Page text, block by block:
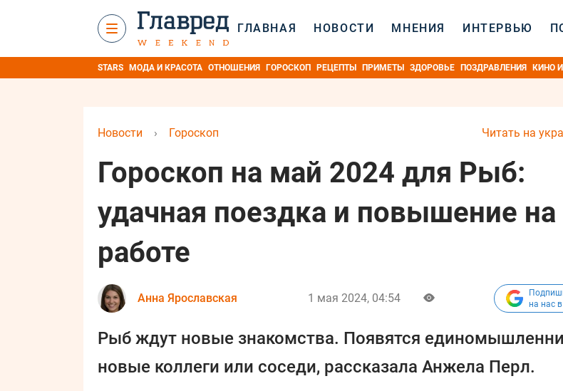
ГЛАВНАЯ НОВОСТИ МНЕНИЯ ИНТЕРВЬЮ
STARS МОДА И КРАСОТА ОТНОШЕНИЯ ГОРОСКОП РЕЦЕПТЫ ПРИМЕТЫ ЗДОРОВЬЕ ПОЗДРАВЛЕНИЯ КИНО
Читать на
Новости › Гороскоп
Гороскоп на май 2024 для Рыб:
удачная поездка и повышение на
работе
Анна Ярославская 1 мая 2024, 04:54
на нас
Рыб ждут новые знакомства. Появятся
новые коллеги или соседи, рассказала Анжела Перл.